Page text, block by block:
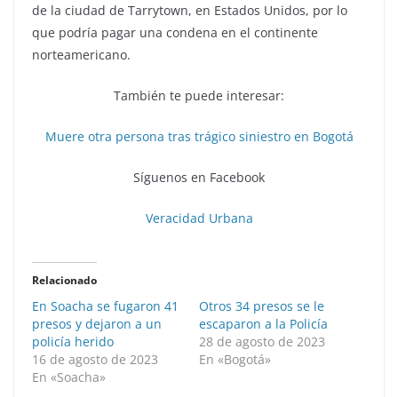
de la ciudad de Tarrytown, en Estados Unidos, por lo
que podría pagar una condena en el continente
norteamericano.
También te puede interesar:
Muere otra persona tras trágico siniestro en Bogotá
Síguenos en Facebook
Veracidad Urbana
Relacionado
En Soacha se fugaron 41
presos y dejaron a un
policía herido
16 de agosto de 2023
En «Soacha»
Otros 34 presos se le
escaparon a la Policía
28 de agosto de 2023
En «Bogotá»